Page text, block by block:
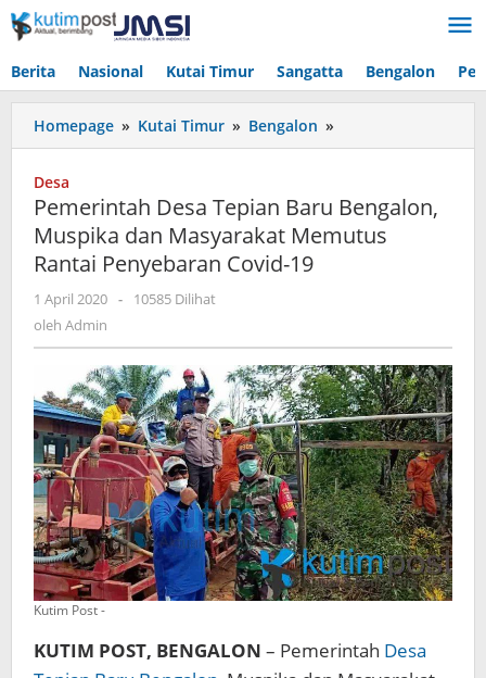
Lewati
ke
Berita Nasional Kutai Timur Sangatta Bengalon
Homepage » Kutai Timur » Bengalon »
Desa
Bengalon,
Muspika
Penyebaran
Covid-
19
Desa
Pemerintah Desa Tepian Baru Bengalon,
Muspika dan Masyarakat Memutus
Rantai Penyebaran Covid-19
1 April 2020 oleh
-
10585 Dilihat
oleh Admin
Kutim Post -
KUTIM POST, BENGALON – Pemerintah Desa